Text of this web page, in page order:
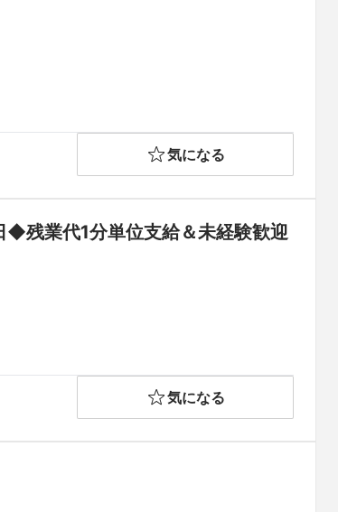
気になる
残業代1分単位支給＆未経験歓迎
気になる